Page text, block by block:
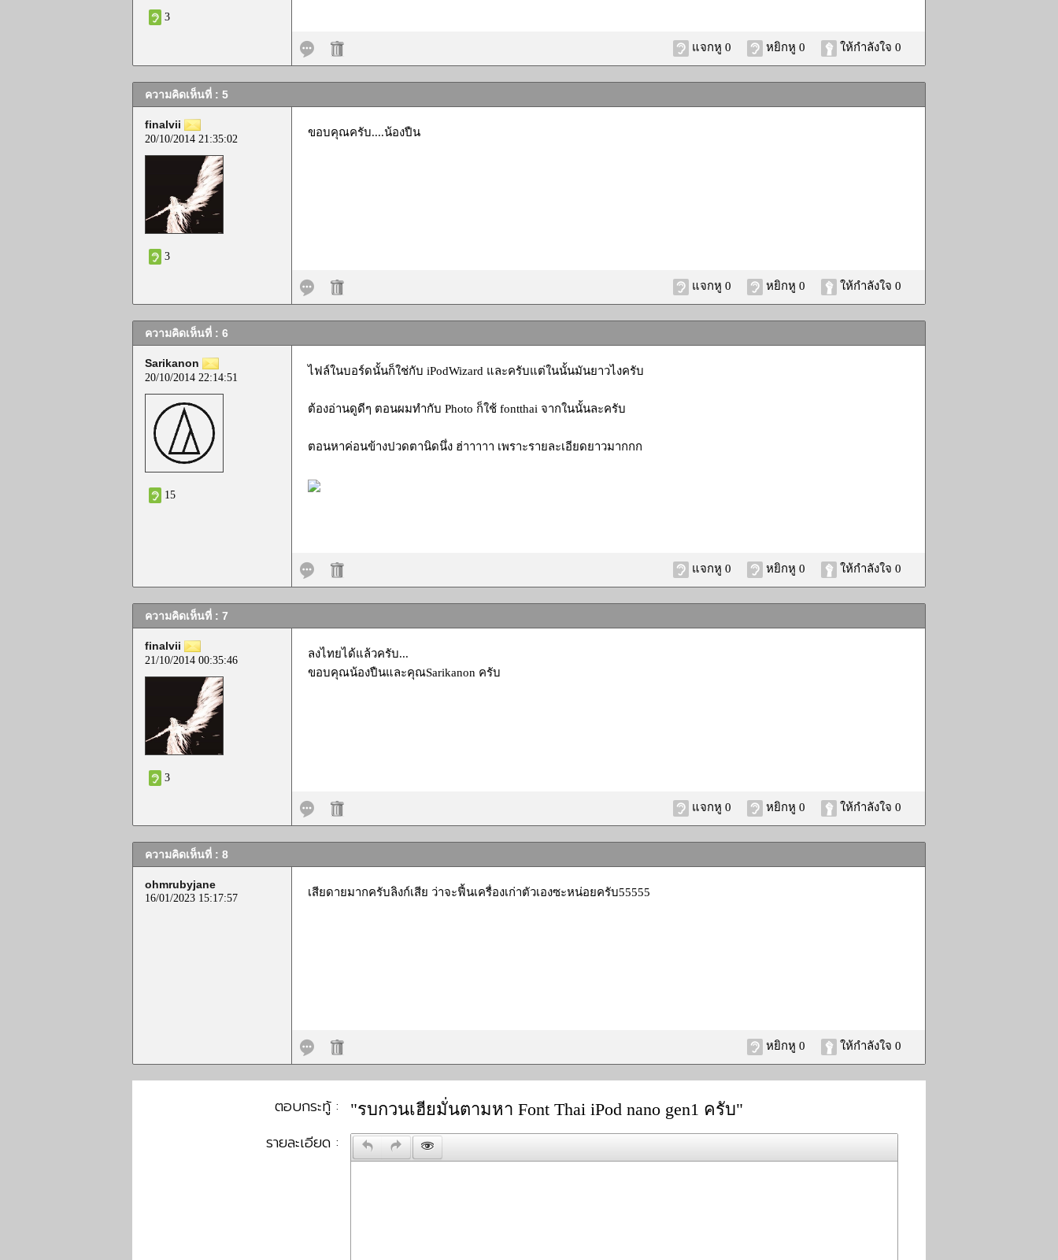
3
ให้กำลังใจ 0
หยิกหู 0
แจกหู 0
ความคิดเห็นที่ : 5
finalvii
20/10/2014 21:35:02
3
ขอบคุณครับ....น้องปืน
ให้กำลังใจ 0
หยิกหู 0
แจกหู 0
ความคิดเห็นที่ : 6
Sarikanon
20/10/2014 22:14:51
15
ไฟล์ในบอร์ดนั้นก็ใช่กับ iPodWizard และครับแต่ในนั้นมันยาวไงครับ
ต้องอ่านดูดีๆ ตอนผมทำกับ Photo ก็ใช้ fontthai จากในนั้นละครับ
ตอนหาค่อนข้างปวดตานิดนึ่ง ฮ่าาาาา เพราะรายละเอียดยาวมากกก
ให้กำลังใจ 0
หยิกหู 0
แจกหู 0
ความคิดเห็นที่ : 7
finalvii
21/10/2014 00:35:46
3
ลงไทยได้แล้วครับ...
ขอบคุณน้องปืนและคุณSarikanon ครับ
ให้กำลังใจ 0
หยิกหู 0
แจกหู 0
ความคิดเห็นที่ : 8
ohmrubyjane
16/01/2023 15:17:57 เสียดายมากครับลิงก์เสีย ว่าจะฟี้นเครื่องเก่าตัวเองซะหน่อยครับ55555
ให้กำลังใจ 0
หยิกหู 0
ตอบกระทู้ : "รบกวนเฮียมั่นตามหา Font Thai iPod nano gen1 ครับ"
รายละเอียด :